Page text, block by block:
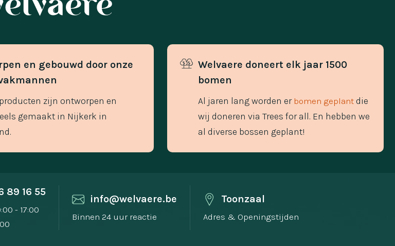
en gebouwd door onze
zijn ontworpen en
gemaakt in Nijkerk in
Welvaere doneert elk jaar 1500
bomen
Al jaren lang worden er bomen geplantdie
wij doneren via Trees for all. En hebben we
al diverse bossen geplant!
89 16 55
- 17:00
info@welvaere.be
Binnen 24 uur reactie
Toonzaal
Adres & Openingstijden